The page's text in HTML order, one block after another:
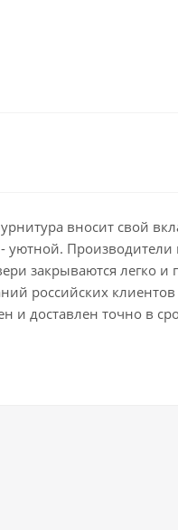
вносит свой
закрываются легко
российских
доставлен точно в